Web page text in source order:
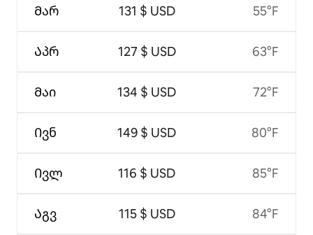
Მარ
Აპრ
Მაი
Ივნ
Ივლ
Აგვ
131 $ USD
127 $ USD
134 $ USD
149 $ USD
116 $ USD
115 $ USD
55°F
63°F
72°F
80°F
85°F
84°F